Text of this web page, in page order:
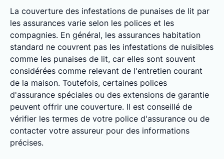
La couverture des infestations de punaises de lit par
les assurances varie selon les polices et les
compagnies. En général, les assurances habitation
standard ne couvrent pas les infestations de nuisibles
comme les punaises de lit, car elles sont souvent
considérées comme relevant de l'entretien courant
de la maison. Toutefois, certaines polices
d'assurance spéciales ou des extensions de garantie
peuvent offrir une couverture. Il est conseillé de
vérifier les termes de votre police d'assurance ou de
contacter votre assureur pour des informations
précises.